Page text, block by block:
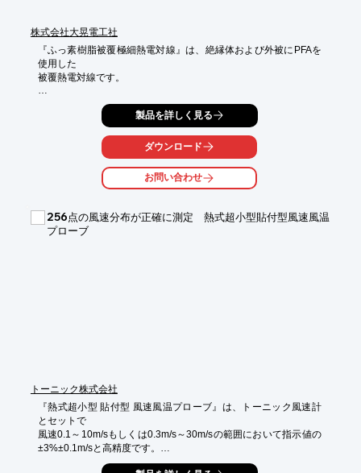
株式会社大晃電工社
『ふっ素樹脂被覆極細熱電対線』は、絶縁体および外被にPFAを
使用した
被覆熱電対線です。
PFA樹脂を極めて薄く被覆してますので、非常に細い仕上外径に
導体サイズの選択においても細いものほど、応答速度は速くなり
非常に狭い箇所にも容易に設置でき、耐薬品性にも優れていま
■絶縁体および外被にPFAを使用
■仕上外径が非常に細い
製品を詳しく見る
ダウンロード
お問い合わせ
256点の風速分布が正確に測定 熱式超小型貼付型風速風温
プローブ
トーニック株式会社
『熱式超小型 貼付型 風速風温プローブ』は、トーニック風速計
とセットで
風速0.1～10m/sもしくは0.3m/s～30m/sの範囲において指示値の
±3%±0.1m/sと高精度です。